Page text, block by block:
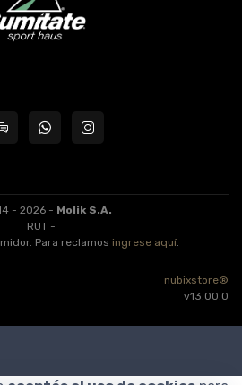
- 2026 - Molik S.A.
RUT -
Para reclamos ingrese aquí.
nubixstore®
v13.00.0